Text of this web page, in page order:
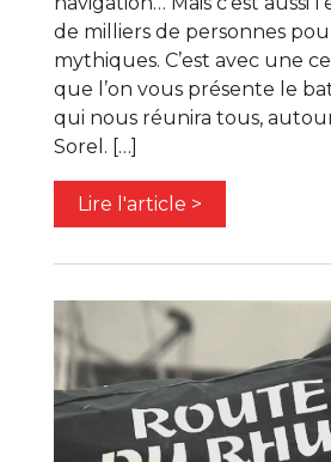
de milliers de personnes
mythiques. C’est avec une
que l’on vous présente le
qui nous réunira tous,
Sorel. […]
Lire l'article >